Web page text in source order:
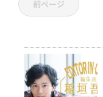
前ページ